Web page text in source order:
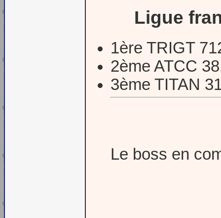
Ligue
1ère TRIGT
2ème ATCC
3ème TITAN
Le boss en